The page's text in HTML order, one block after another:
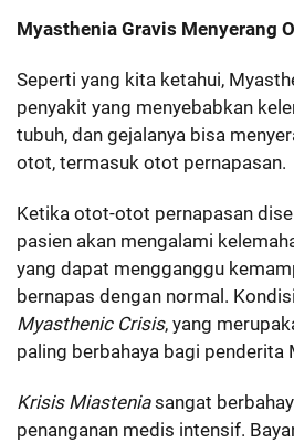
Myasthenia Gravis Menyerang
Seperti yang kita ketahui,
penyakit yang menyebabkan
tubuh, dan gejalanya bisa
otot, termasuk otot pernapasan.
Ketika otot-otot pernapasan
pasien akan mengalami
yang dapat mengganggu
bernapas dengan normal.
Myasthenic Crisis, yang
paling berbahaya bagi penderita
Krisis Miasteniasangat
penanganan medis intensif.